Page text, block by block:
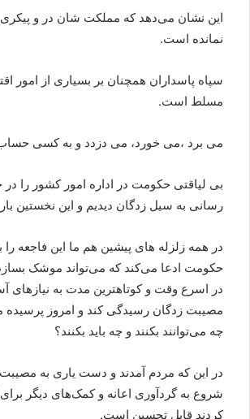
این نشان می‌دهد که مملکت شان در و
نمانده است.
سپاه پاسداران همچنان بر بسیاری از امور
مسلط است.
می برد ،می خورد، می دزدد و به کسی
بی لیاقتی حکومت در اداره امور کشور را در
رسانی به سیل زدگان دیدیم و این نخستین بار
در همه زلزله های پیشین هم ما این فاجعه
حکومت ادعا می‌کند که می‌تواند موشک
در اسرع وقت و کوتاهترین مدت به نیازهای
مصیبت زدگان رسیدگی کند و امروز
چه می‌توانند بکنند و چه باید بکنند؟
در این که مردم آمدند و دست یاری به مصیبت
شروع به گردآوری اعانه و کمک‌های دیگر
کردند قابل تحسین است.